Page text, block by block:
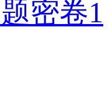
密卷1